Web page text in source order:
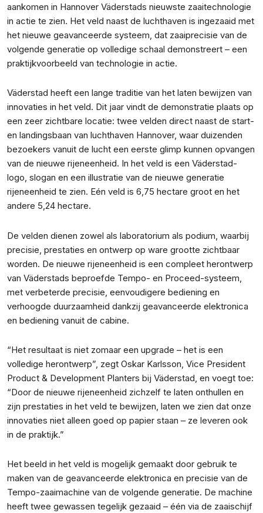
aankomen in Hannover Väderstads nieuwste zaaitechnologie
in actie te zien. Het veld naast de luchthaven is ingezaaid met
het nieuwe geavanceerde systeem, dat zaaiprecisie van de
volgende generatie op volledige schaal demonstreert – een
praktijkvoorbeeld van technologie in actie.
Väderstad heeft een lange traditie van het laten bewijzen van
innovaties in het veld. Dit jaar vindt de demonstratie plaats op
een zeer zichtbare locatie: twee velden direct naast de start-
en landingsbaan van luchthaven Hannover, waar duizenden
bezoekers vanuit de lucht een eerste glimp kunnen opvangen
van de nieuwe rijeneenheid. In het veld is een Väderstad-
logo, slogan en een illustratie van de nieuwe generatie
rijeneenheid te zien. Eén veld is 6,75 hectare groot en het
andere 5,24 hectare.
De velden dienen zowel als laboratorium als podium, waarbij
precisie, prestaties en ontwerp op ware grootte zichtbaar
worden. De nieuwe rijeneenheid is een compleet herontwerp
van Väderstads beproefde Tempo- en Proceed-systeem,
met verbeterde precisie, eenvoudigere bediening en
verhoogde duurzaamheid dankzij geavanceerde elektronica
en bediening vanuit de cabine.
“Het resultaat is niet zomaar een upgrade – het is een
volledige herontwerp”, zegt Oskar Karlsson, Vice President
Product & Development Planters bij Väderstad, en voegt toe:
“Door de nieuwe rijeneenheid zichzelf te laten onthullen en
zijn prestaties in het veld te bewijzen, laten we zien dat onze
innovaties niet alleen goed op papier staan – ze leveren ook
in de praktijk.”
Het beeld in het veld is mogelijk gemaakt door gebruik te
maken van de geavanceerde elektronica en precisie van de
Tempo-zaaimachine van de volgende generatie. De machine
heeft twee gewassen tegelijk gezaaid – één via de zaaischijf